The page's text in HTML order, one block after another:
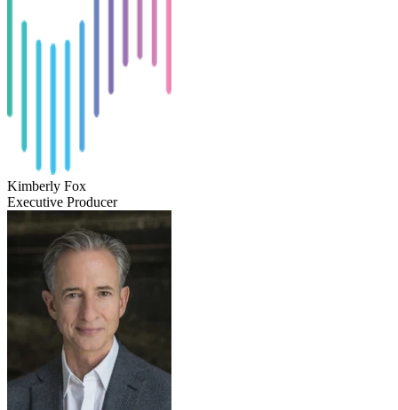
Kimberly Fox
Executive Producer